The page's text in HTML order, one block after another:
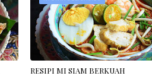
RESIPI MI SIAM BERKUAH